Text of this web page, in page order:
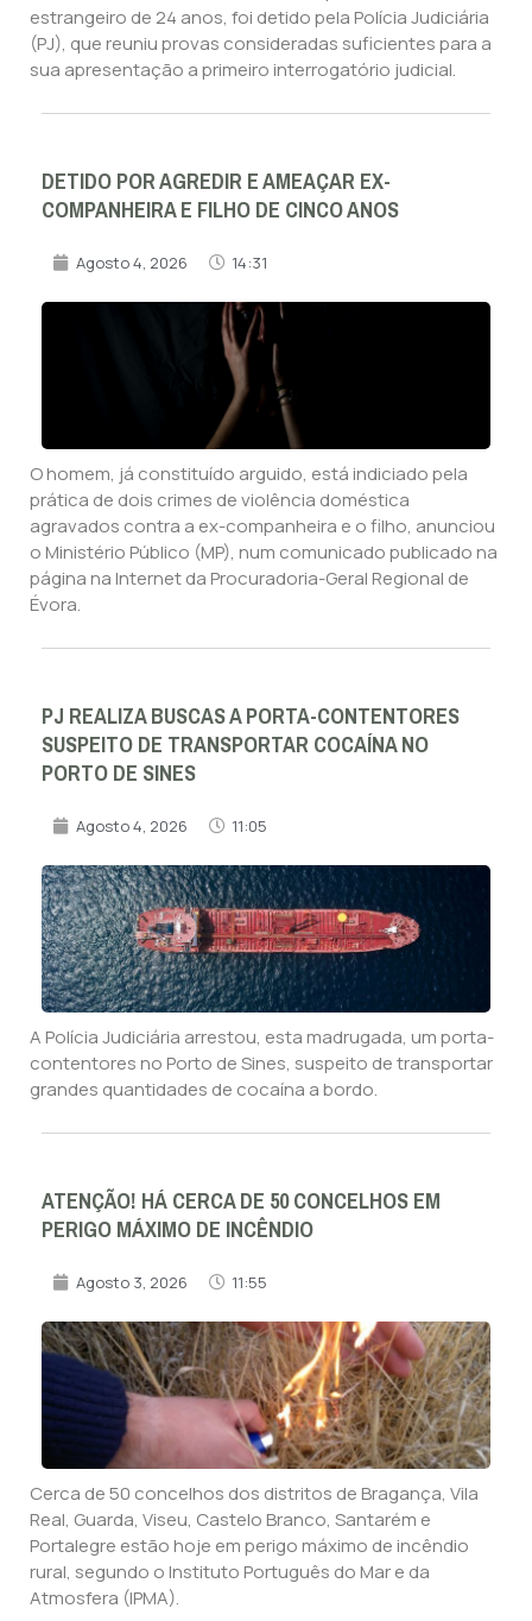
estrangeiro de 24 anos, foi detido pela Polícia Judiciária
(PJ), que reuniu provas consideradas suficientes para a
sua apresentação a primeiro interrogatório judicial.
DETIDO POR AGREDIR E AMEAÇAR EX-
COMPANHEIRA E FILHO DE CINCO ANOS
Agosto 4, 2026 14:31
O homem, já constituído arguido, está indiciado pela
prática de dois crimes de violência doméstica
agravados contra a ex-companheira e o filho, anunciou
o Ministério Público (MP), num comunicado publicado na
página na Internet da Procuradoria-Geral Regional de
Évora.
PJ REALIZA BUSCAS A PORTA-CONTENTORES
SUSPEITO DE TRANSPORTAR COCAÍNA NO
PORTO DE SINES
Agosto 4, 2026 11:05
A Polícia Judiciária arrestou, esta madrugada, um porta-
contentores no Porto de Sines, suspeito de transportar
grandes quantidades de cocaína a bordo.
ATENÇÃO! HÁ CERCA DE 50 CONCELHOS EM
PERIGO MÁXIMO DE INCÊNDIO
Agosto 3, 2026 11:55
Cerca de 50 concelhos dos distritos de Bragança, Vila
Real, Guarda, Viseu, Castelo Branco, Santarém e
Portalegre estão hoje em perigo máximo de incêndio
rural, segundo o Instituto Português do Mar e da
Atmosfera (IPMA).